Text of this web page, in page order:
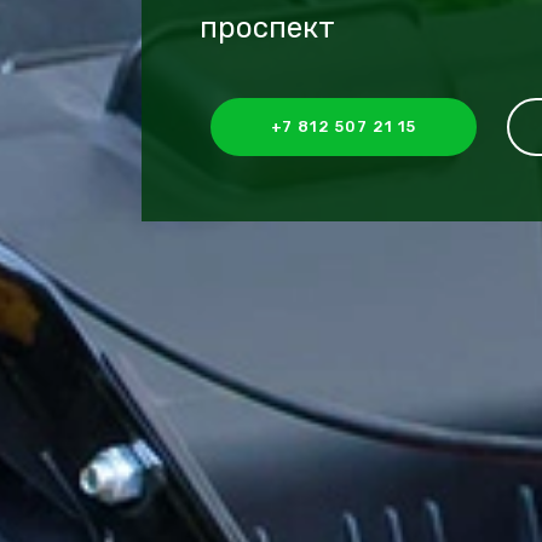
проспект
+7 812 507 21 15